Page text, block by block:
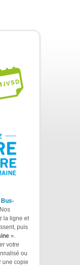
Bus-
la ligne et
puis
».
votre
ou
une copie